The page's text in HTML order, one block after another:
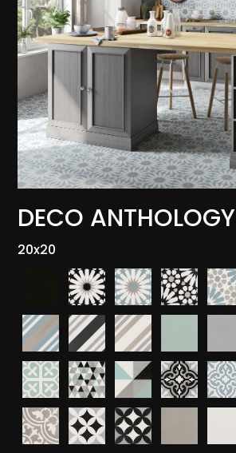
DECO ANTHOLOGY
20x20